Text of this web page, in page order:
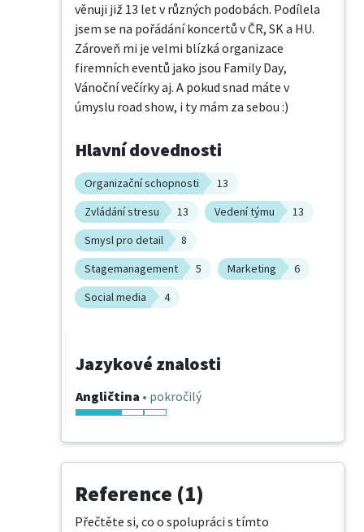
věnuji již 13 let v různých podobách. Podílela
jsem se na pořádání koncertů v ČR, SK a HU.
Zároveň mi je velmi blízká organizace
firemních eventů jako jsou Family Day,
Vánoční večírky aj. A pokud snad máte v
úmyslu road show, i ty mám za sebou :)
Hlavní dovednosti
Organizační schopnosti
13
Zvládání stresu
13 Vedení týmu
13
Smysl pro detail
8
Stagemanagement
5 Marketing
6
Social media
4
Jazykové znalosti
Angličtina • pokročilý
Reference (1)
Přečtěte si, co o spolupráci s tímto